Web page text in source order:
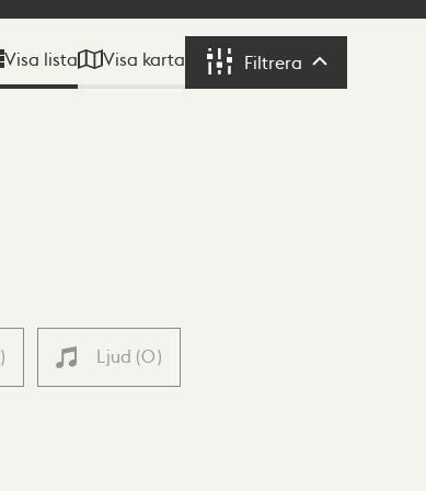
Visa lista Visa karta Filtrera Filtrera
) Ljud (0)